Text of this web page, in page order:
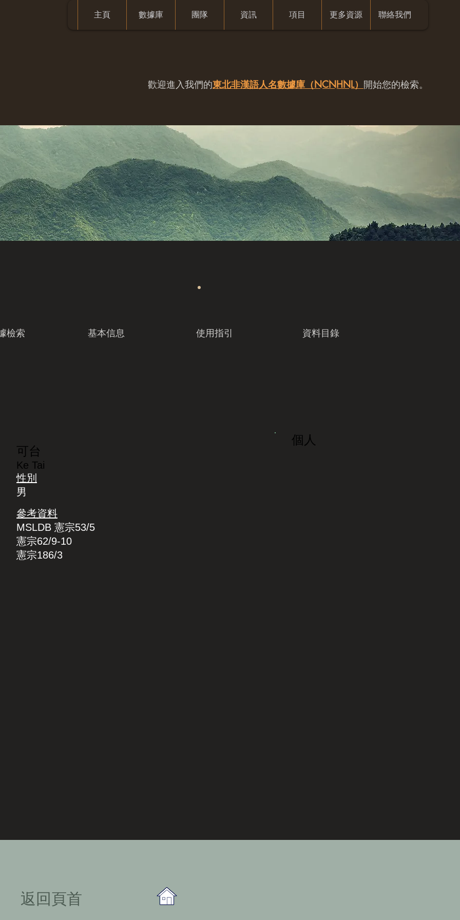
主頁 數據庫 團隊 資訊 項目 更多資源 聯絡我們
歡迎進入我們的東北非漢語人名數據庫（NCNHNL） 開始您的檢索。
檢索 基本信息 使用指引 資料目錄
可台
Ke Tai
性別
男
參考資料
MSLDB 憲宗53/5
憲宗62/9-10
憲宗186/3
個人
​返回頁首